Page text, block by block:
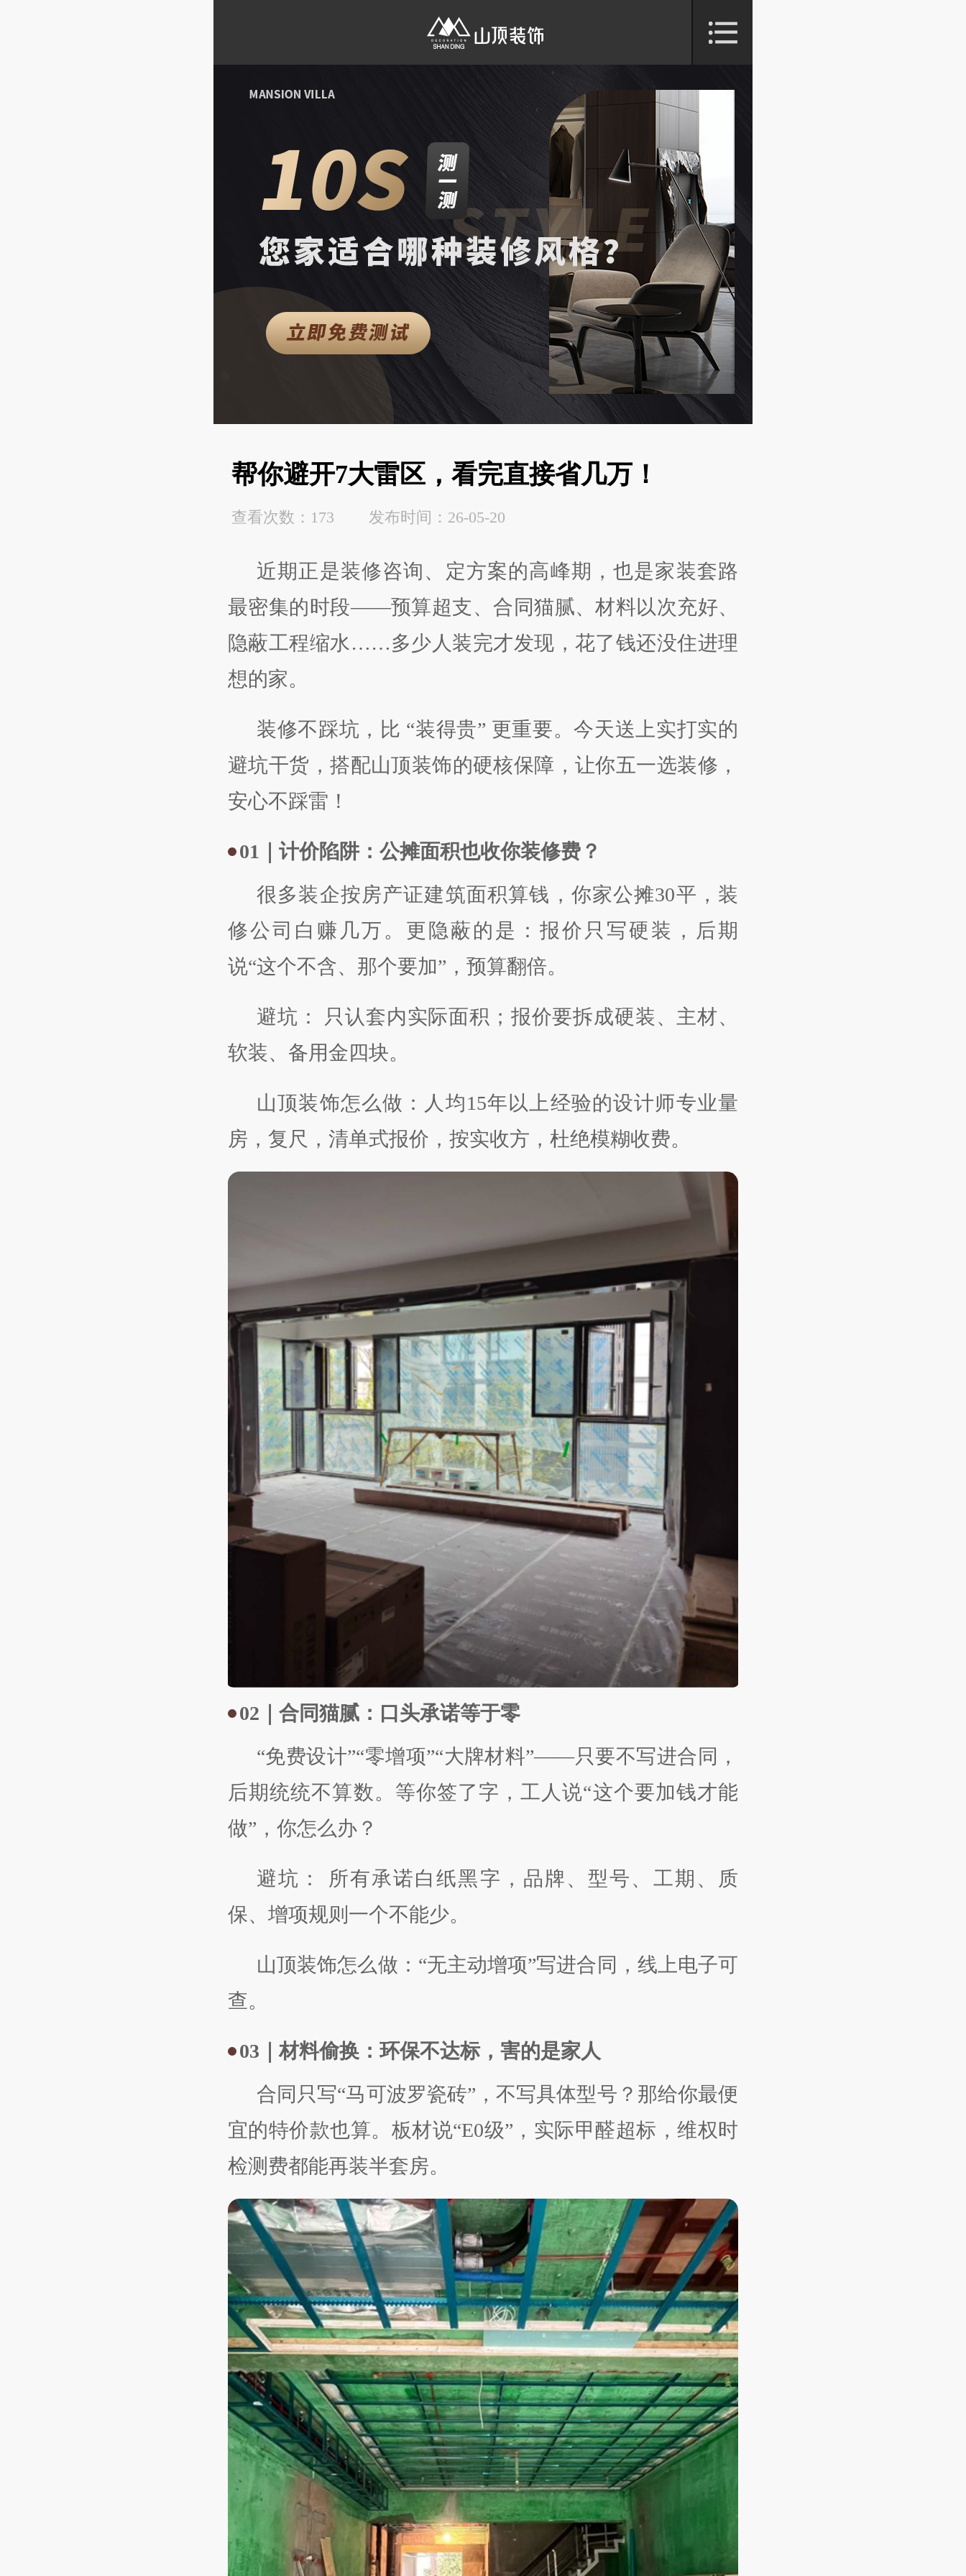
帮你避开7大雷区，看完直接省几万！
查看次数：173 发布时间：26-05-20
近期正是装修咨询、定方案的高峰期，也是家装套路
最密集的时段——预算超支、合同猫腻、材料以次充好、
隐蔽工程缩水……多少人装完才发现，花了钱还没住进理
想的家。
装修不踩坑，比 “装得贵” 更重要。今天送上实打实的
避坑干货，搭配山顶装饰的硬核保障，让你五一选装修，
安心不踩雷！
01 ｜计价陷阱：公摊面积也收你装修费？
很多装企按房产证建筑面积算钱，你家公摊30平，装
修公司白赚几万。更隐蔽的是：报价只写硬装，后期
说“这个不含、那个要加”，预算翻倍。
避坑： 只认套内实际面积；报价要拆成硬装、主材、
软装、备用金四块。
山顶装饰怎么做：人均15年以上经验的设计师专业量
房，复尺，清单式报价，按实收方，杜绝模糊收费。
02 ｜合同猫腻：口头承诺等于零
“免费设计”“零增项”“大牌材料”——只要不写进合同，
后期统统不算数。等你签了字，工人说“这个要加钱才能
做”，你怎么办？
避坑： 所有承诺白纸黑字，品牌、型号、工期、质
保、增项规则一个不能少。
山顶装饰怎么做：“无主动增项”写进合同，线上电子可
查。
03 ｜材料偷换：环保不达标，害的是家人
合同只写“马可波罗瓷砖”，不写具体型号？那给你最便
宜的特价款也算。板材说“E0级”，实际甲醛超标，维权时
检测费都能再装半套房。